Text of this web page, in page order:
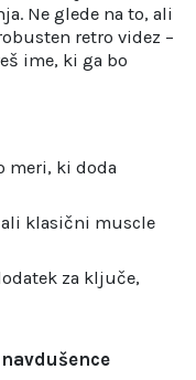
Ne glede na to, ali
retro videz –
ime, ki ga bo
meri, ki doda
klasični muscle
za ključe,